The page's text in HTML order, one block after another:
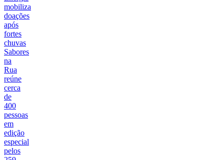
mobiliza
doações
após
fortes
chuvas
Sabores
na
Rua
reúne
cerca
de
400
pessoas
em
edição
especial
pelos